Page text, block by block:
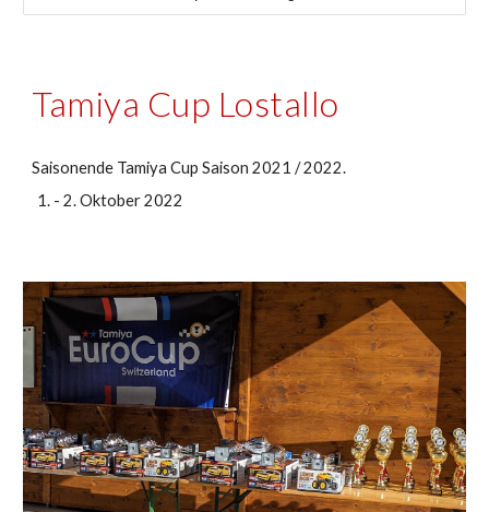
Tamiya Cup Lostallo
Saisonende Tamiya Cup Saison 2021 / 2022.
- 2. Oktober 2022